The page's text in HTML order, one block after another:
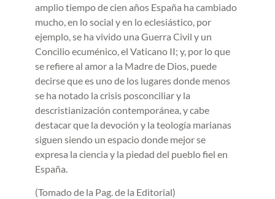
amplio tiempo de cien años España ha cambiado
mucho, en lo social y en lo eclesiástico, por
ejemplo, se ha vivido una Guerra Civil y un
Concilio ecuménico, el Vaticano II; y, por lo que
se refiere al amor a la Madre de Dios, puede
decirse que es uno de los lugares donde menos
se ha notado la crisis posconciliar y la
descristianización contemporánea, y cabe
destacar que la devoción y la teología marianas
siguen siendo un espacio donde mejor se
expresa la ciencia y la piedad del pueblo fiel en
España.
(Tomado de la Pag. de la Editorial)